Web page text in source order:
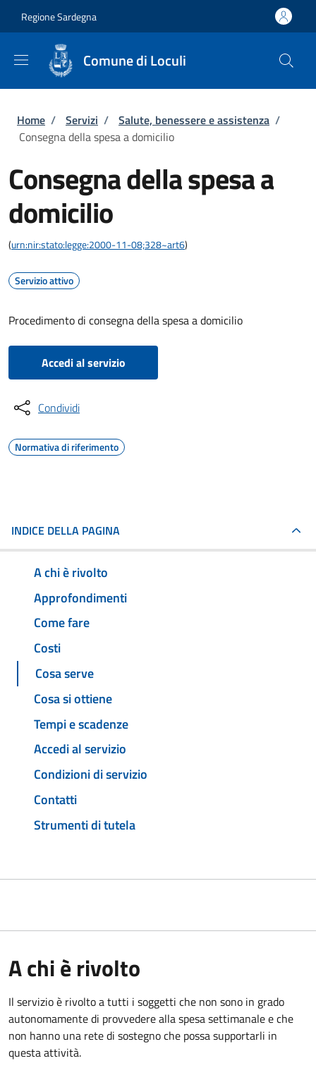
Regione Sardegna
Comune di Loculi
Briciole di pane
Home / Servizi / Salute, benessere e assistenza /
Consegna della spesa a domicilio
Consegna della spesa a
domicilio
(urn:nir:stato:legge:2000-11-08;328~art6)
Servizio attivo
Procedimento di consegna della spesa a domicilio
Accedi al servizio
Condividi
Normativa di riferimento
INDICE DELLA PAGINA
A chi è rivolto
Approfondimenti
Come fare
Costi
Cosa serve
Cosa si ottiene
Tempi e scadenze
Accedi al servizio
Condizioni di servizio
Contatti
Strumenti di tutela
A chi è rivolto
Il servizio è rivolto a tutti i soggetti che non sono in grado
autonomamente di provvedere alla spesa settimanale e che
non hanno una rete di sostegno che possa supportarli in
questa attività.